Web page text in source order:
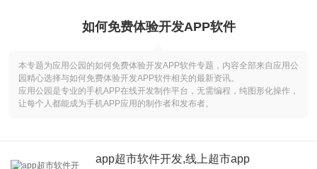
如何免费体验开发APP软件
本专题为应用公园的如何免费体验开发APP软件专题，内容全部来自应用公
园精心选择与如何免费体验开发APP软件相关的最新资讯。
应用公园是专业的手机APP在线开发制作平台，无需编程，纯图形化操作，
让每个人都能成为手机APP应用的制作者和发布者。
app超市软件开发,线上超市app